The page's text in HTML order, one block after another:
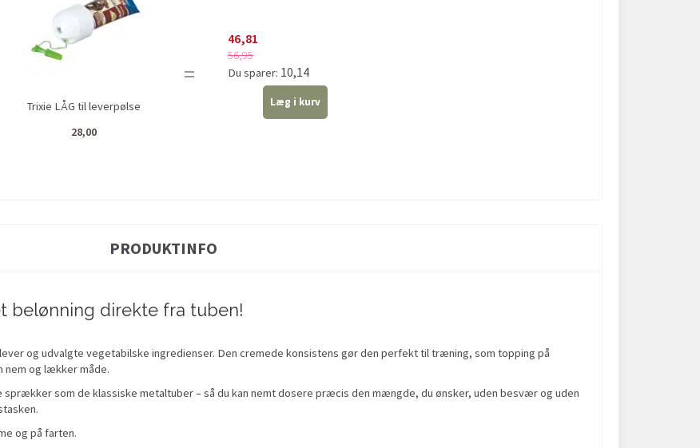
Trixie LÅG til leverpølse
28,00
=
46,81
56,95
Du sparer: 10,14
Læg i kurv
PRODUKTINFO
belønning direkte fra tuben!
og udvalgte vegetabilske ingredienser. Den cremede konsistens gør den perfekt til træning, som topping på
nem og lækker måde.
som de klassiske metaltuber – så du kan nemt dosere præcis den mængde, du ønsker, uden besvær og uden
og på farten.